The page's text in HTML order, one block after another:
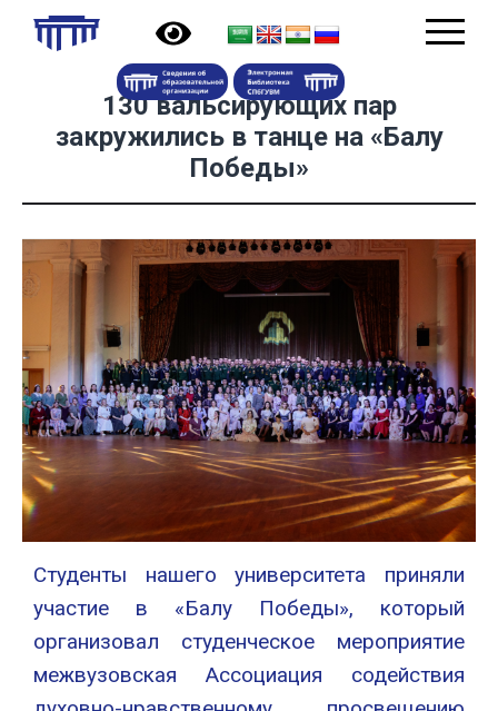
130 вальсирующих пар
закружились в танце на «Балу
Победы»
Студенты нашего университета приняли
участие в «Балу Победы», который
организовал студенческое мероприятие
межвузовская Ассоциация содействия